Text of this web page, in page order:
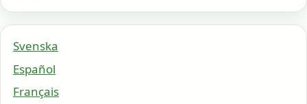
Svenska
Español
Français